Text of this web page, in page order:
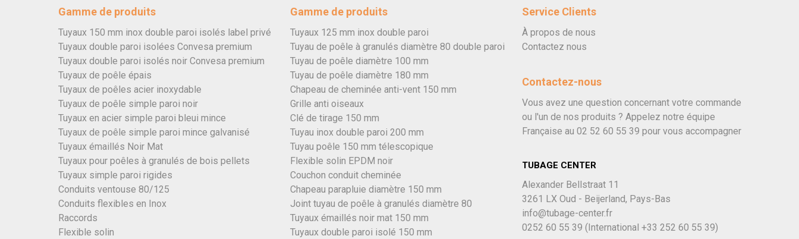
Gamme de produits
Tuyaux 150 mm inox double paroi isolés label privé
Tuyaux double paroi isolées Convesa premium
Tuyaux double paroi isolés noir Convesa premium
Tuyaux de poêle épais
Tuyaux de poêles acier inoxydable
Tuyaux de poêle simple paroi noir
Tuyaux en acier simple paroi bleui mince
Tuyaux de poêle simple paroi mince galvanisé
Tuyaux émaillés Noir Mat
Tuyaux pour poêles à granulés de bois pellets
Tuyaux simple paroi rigides
Conduits ventouse 80/125
Conduits flexibles en Inox
Raccords
Flexible solin
Gamme de produits
Tuyaux 125 mm inox double paroi
Tuyau de poêle à granulés diamètre 80 double paroi
Tuyau de poêle diamètre 100 mm
Tuyau de poêle diamètre 180 mm
Chapeau de cheminée anti-vent 150 mm
Grille anti oiseaux
Clé de tirage 150 mm
Tuyau inox double paroi 200 mm
Tuyau poêle 150 mm télescopique
Flexible solin EPDM noir
Couchon conduit cheminée
Chapeau parapluie diamètre 150 mm
Joint tuyau de poêle à granulés diamètre 80
Tuyaux émaillés noir mat 150 mm
Tuyaux double paroi isolé 150 mm
Service Clients
À propos de nous
Contactez nous
Contactez-nous
Vous avez une question concernant votre commande
ou l'un de nos produits ? Appelez notre équipe
Française au 02 52 60 55 39 pour vous accompagner
TUBAGE CENTER
Alexander Bellstraat 11
3261 LX Oud - Beijerland, Pays-Bas
info@tubage-center.fr
0252 60 55 39 (International +33 252 60 55 39)